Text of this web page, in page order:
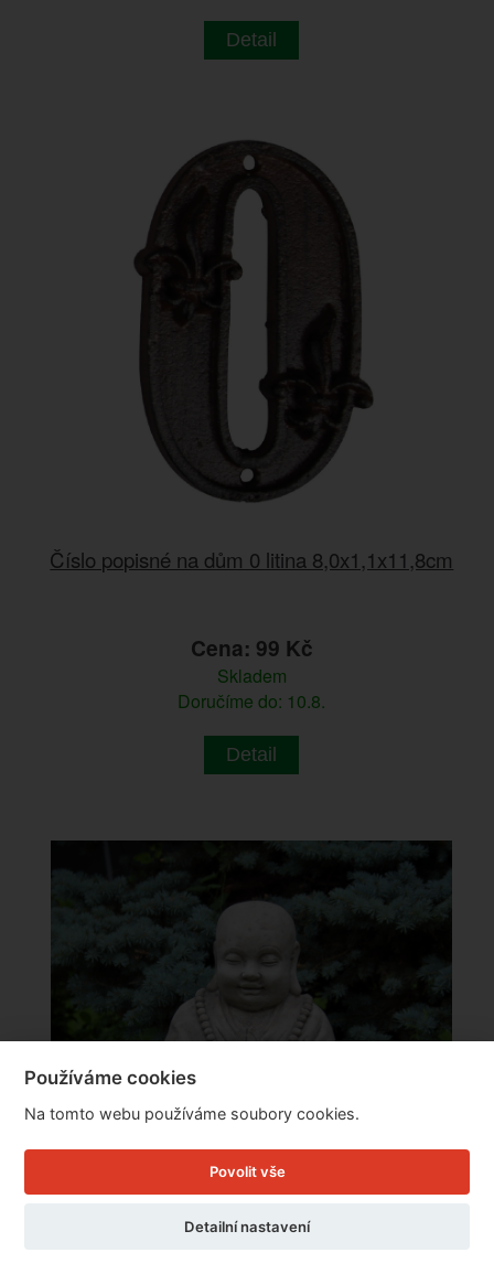
Detail
Číslo popisné na dům 0 litina 8,0x1,1x11,8cm
Cena: 99 Kč
Skladem
Doručíme do: 10.8.
Detail
Používáme cookies
Na tomto webu používáme soubory cookies.
Povolit vše
Detailní nastavení